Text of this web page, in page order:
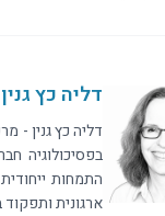
דליה כץ גנין
דליה כץ גנין -
בפסיכולוגיה
התמחות
ארגונית